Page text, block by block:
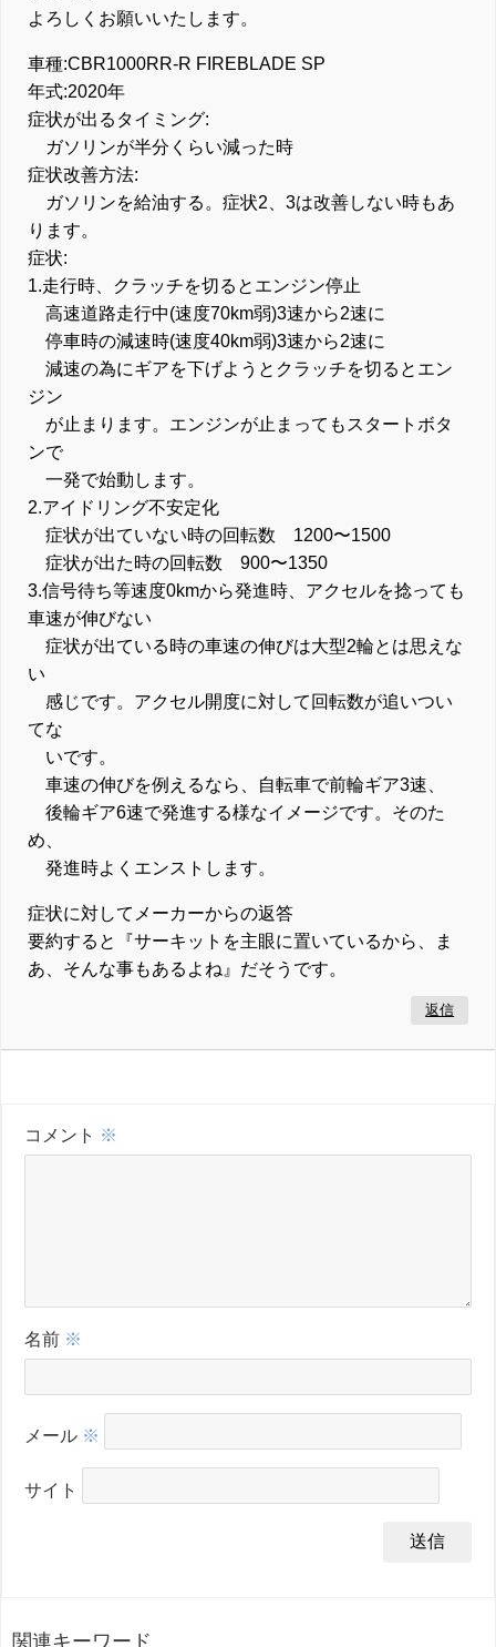
よろしくお願いいたします。
車種:CBR1000RR-R FIREBLADE SP
年式:2020年
症状が出るタイミング:
ガソリンが半分くらい減った時
症状改善方法:
ガソリンを給油する。症状2、3は改善しない時もあ
ります。
症状:
1.走行時、クラッチを切るとエンジン停止
高速道路走行中(速度70km弱)3速から2速に
停車時の減速時(速度40km弱)3速から2速に
減速の為にギアを下げようとクラッチを切るとエン
ジン
が止まります。エンジンが止まってもスタートボタ
ンで
一発で始動します。
2.アイドリング不安定化
症状が出ていない時の回転数 1200〜1500
症状が出た時の回転数 900〜1350
3.信号待ち等速度0kmから発進時、アクセルを捻っても
車速が伸びない
症状が出ている時の車速の伸びは大型2輪とは思えな
い
感じです。アクセル開度に対して回転数が追いつい
てな
いです。
車速の伸びを例えるなら、自転車で前輪ギア3速、
後輪ギア6速で発進する様なイメージです。そのた
め、
発進時よくエンストします。
症状に対してメーカーからの返答
要約すると『サーキットを主眼に置いているから、ま
あ、そんな事もあるよね』だそうです。
返信
コメント ※
名前 ※
メール ※
サイト
関連キーワード